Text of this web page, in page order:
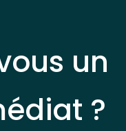
un
?